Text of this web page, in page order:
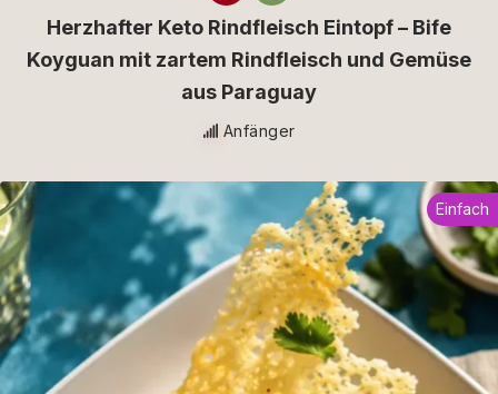
Herzhafter Keto Rindfleisch Eintopf – Bife
Koyguan mit zartem Rindfleisch und Gemüse
aus Paraguay
Anfänger
Einfach